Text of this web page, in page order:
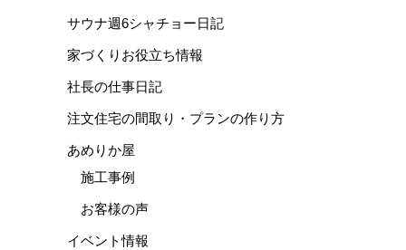
サウナ週6シャチョー日記
家づくりお役立ち情報
社長の仕事日記
注文住宅の間取り・プランの作り方
あめりか屋
施工事例
お客様の声
イベント情報